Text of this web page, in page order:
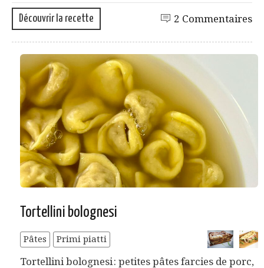
Découvrir la recette 2 Commentaires
Tortellini bolognesi
Pâtes Primi piatti
Tortellini bolognesi : petites pâtes farcies de porc,